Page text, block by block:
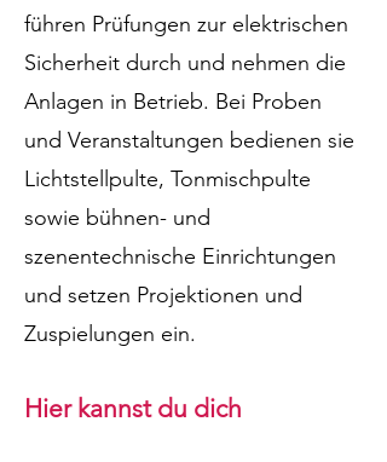
führen Prüfungen zur elektrischen
Sicherheit durch und nehmen die
Anlagen in Betrieb. Bei Proben
und Veranstaltungen bedienen sie
Lichtstellpulte, Tonmischpulte
sowie bühnen- und
szenentechnische Einrichtungen
und setzen Projektionen und
Zuspielungen ein.
Hier kannst du dich